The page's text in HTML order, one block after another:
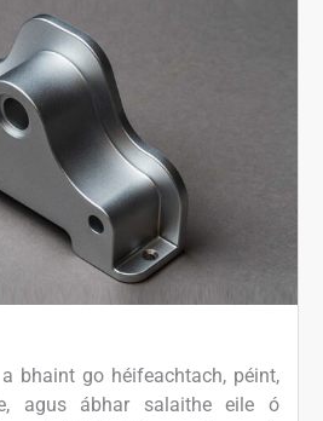
bhaint go héifeachtach, péint,
agus ábhar salaithe eile ó